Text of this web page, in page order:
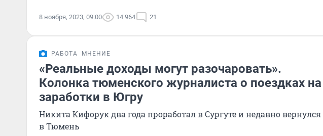
8 ноября, 2023, 09:00 14 964 21
РАБОТА МНЕНИЕ
«Реальные доходы могут разочаровать».
Колонка тюменского журналиста о поездках на
заработки в Югру
Никита Кифорук два года проработал в Сургуте и недавно вернулся
в Тюмень